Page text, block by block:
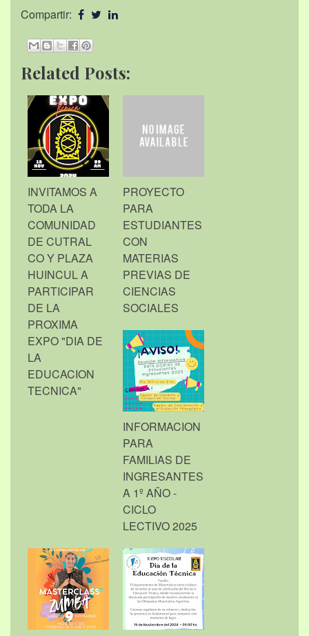
Compartir:
Related Posts:
INVITAMOS A
TODA LA
COMUNIDAD
DE CUTRAL
CO Y PLAZA
HUINCUL A
PARTICIPAR
DE LA
PROXIMA
EXPO "DIA DE
LA
EDUCACION
TECNICA"
PROYECTO
PARA
ESTUDIANTES
CON
MATERIAS
PREVIAS DE
CIENCIAS
SOCIALES
INFORMACION
PARA
FAMILIAS DE
INGRESANTES
A 1º AÑO -
CICLO
LECTIVO 2025